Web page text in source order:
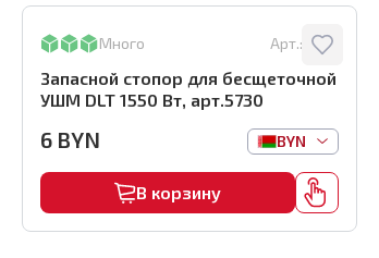
Много Арт.: 5730
Запасной стопор для бесщеточной
УШМ DLT 1550 Вт, арт.5730
6 BYN BYN
В корзину